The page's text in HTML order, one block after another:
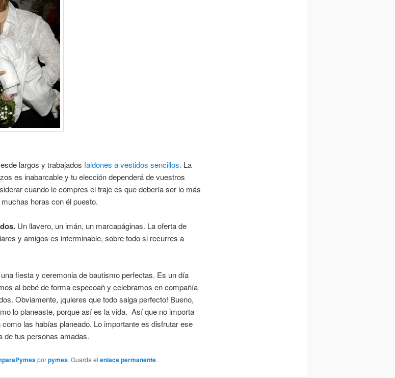
largos y trabajadosfaldones a vestidos sencillos.La
es inabarcable y tu elección dependerá de vuestros
cuando le compres el traje es que debería ser lo más
horas con él puesto.
Un llavero, un imán, un marcapáginas. La oferta de
y amigos es interminable, sobre todo si recurres a
fiesta y ceremonia de bautismo perfectas. Es un día
al bebé de forma especoañ y celebramos en compañía
Obviamente, ¡quieres que todo salga perfecto! Bueno,
lo planeaste, porque así es la vida. Así que no importa
las habías planeado. Lo importante es disfrutar ese
de tus personas amadas.
porpymes. Guarda el enlace permanente.